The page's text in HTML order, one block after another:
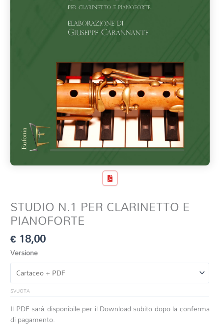
STUDIO N.1 PER CLARINETTO E
PIANOFORTE
€ 18,00
Versione
SVUOTA
Il PDF sarà disponibile per il Download subito dopo la conferma
di pagamento.